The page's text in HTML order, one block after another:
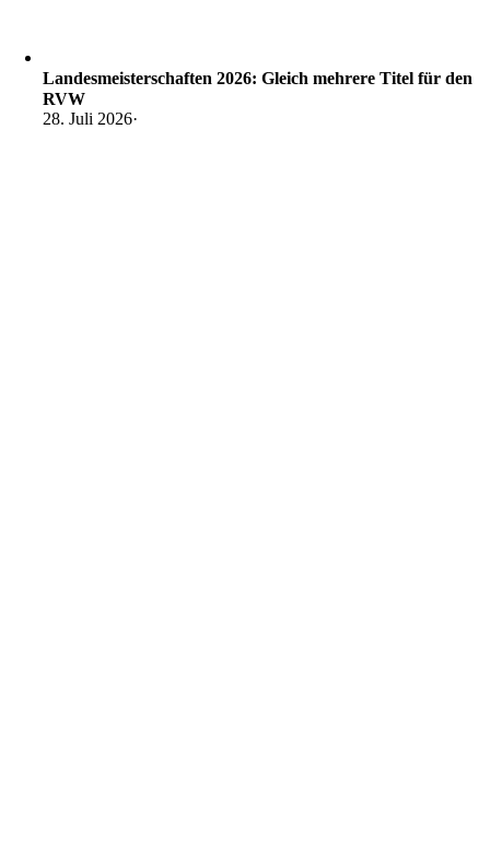
Landesmeisterschaften 2026: Gleich mehrere Titel für den
RVW
28. Juli 2026·